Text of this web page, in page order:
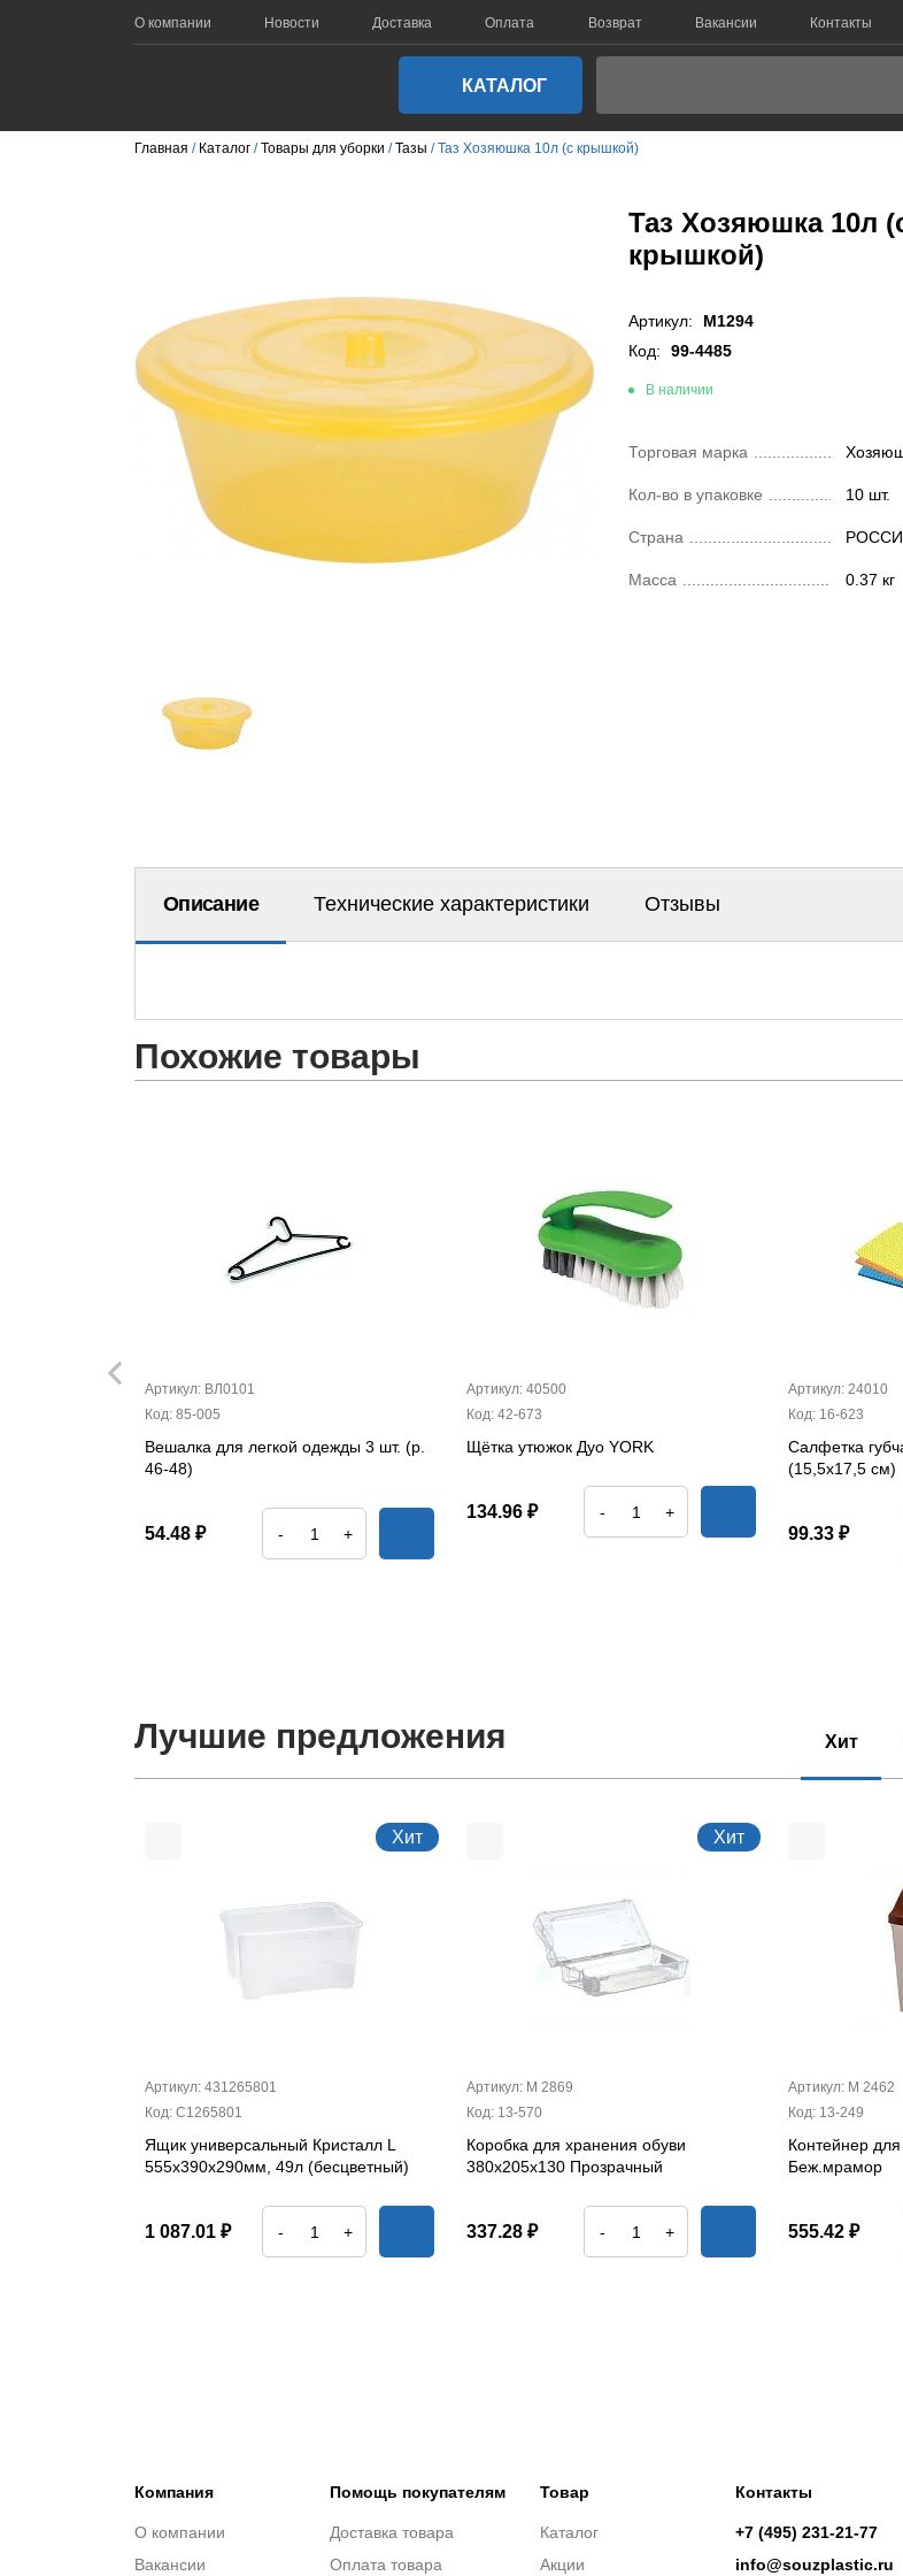
О компании Новости Доставка Оплата Возврат Вакансии Контакты
КАТАЛОГ
Главная Каталог Товары для уборки Тазы Таз Хозяюшка 10л (с крышкой)
Таз Хозяюшка 10л
крышкой)
Артикул:
М1294
Код:
99-4485
В наличии
Торговая марка
Кол-во в упаковке 10 шт.
Страна
Масса 0.37 кг
Описание Технические характеристики Отзывы
Похожие товары
Артикул: ВЛ0101
Код: 85-005
Вешалка для легкой одежды 3 шт. (р.
46-48)
54.48 ₽ - +
Артикул: 40500
Код: 42-673
Щётка утюжок Дуо YORK
134.96 ₽ - +
Артикул: 24010
Код: 16-623
Салфетка
(15,5х17,5 см)
99.33 ₽
Лучшие предложения Хит
Хит
Артикул: 431265801
Код: С1265801
Ящик универсальный Кристалл L
555х390х290мм, 49л (бесцветный)
1 087.01 ₽ - +
Хит
Артикул: М 2869
Код: 13-570
Коробка для хранения обуви
380х205х130 Прозрачный
337.28 ₽ - +
Артикул: М 2462
Код: 13-249
Контейнер
Беж.мрамор
555.42 ₽
Компания
О компании
Вакансии
Помощь покупателям
Доставка товара
Оплата товара
Товар
Каталог
Акции
Контакты
+7 (495) 231-21-77
info@souzplastic.ru